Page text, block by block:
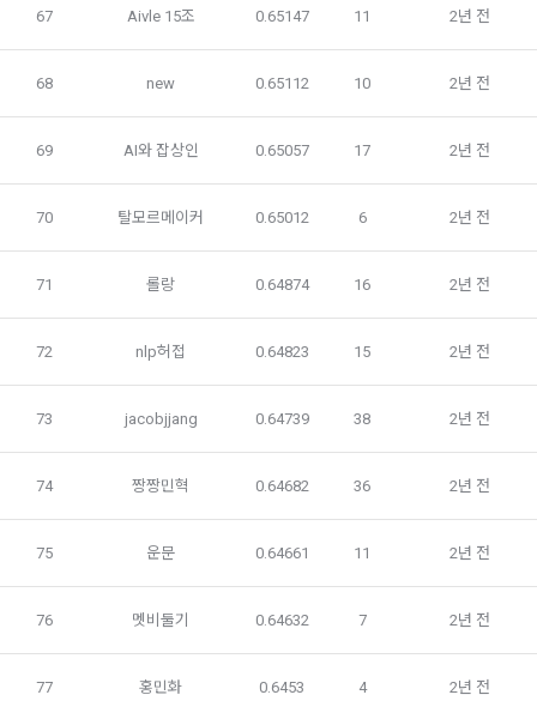
표시(예, 마우스 클릭)
마. 재화 및 서비스 등의 구매 신청 및 이에 관한 확인 또는 “사이
트”의 확인에 대한 동의
바. 결제 방법의 선택
2. “사이트”가 제3자에게 구매자 개인정보를 제공할 필요가 있
보를 제공받는 자의 개인정보 보유 및 이용 기간을 구매자에게
알리고 동의를 받아야 한다. (동의를 받은 사항이 변경되는 경우
에도 같다.)
3. “사이트”가 제3자에게 구매자의 개인정보를 취급할 수 있도
록 업무를 위탁하는 경우에는 1)개인정보 취급위탁을 받는 자,
다.) 다만, 서비스 제공에 관한 계약 이행을 위해 필요하고 구매
보 취급방침을 통해 알림으로써 고지 절차와 동의 절차를 거치
지 아니한다.
1. “사이트”는 제9조와 같은 구매 신청에 대하여 다음 각 호에 해
당하면 승낙하지 않을 수 있다. 다만, 미성년자와 계약을 체결하
는 경우에는 법정대리인의 동의를 얻지 못하면 미성년자 본인
않습니다. 단, 이용자가 정당한 대가를 받고 허락을 한 경우, 개
인정보 제공에 직접 동의를 한 경우, 그리고 관련 법령에 의거해
데이콘에 개인정보 제출 의무가 발생한 경우, 이용자의 생명이
한 범위 내에서 사용하며, 이용자의 사전 동의 없이 동 범위를 초
과하여 이용하지 않습니다.
"회사"는 서비스 향상을 위해서 아래와 같이 개인정보를 위탁하
고 있으며, 관계 법령에 따라 위탁계약 시 개인정보가 안전하게
관리될 수 있도록 필요한 사항을 규정하고 있습니다. 변동사항
67 Aivle 15조 0.65147 11 2년 전
68 new 0.65112 10 2년 전
69 AI와 잡상인 0.65057 17 2년 전
70 탈모르메이커 0.65012 6 2년 전
71 롤랑 0.64874 16 2년 전
72 nlp허접 0.64823 15 2년 전
73 jacobjjang 0.64739 38 2년 전
74 짱짱민혁 0.64682 36 2년 전
75 운문 0.64661 11 2년 전
76 멧비둘기 0.64632 7 2년 전
77 홍민화 0.6453 4 2년 전